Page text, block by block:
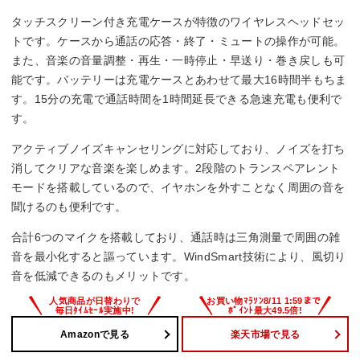
タッチスクリーン付き充電ケースが特徴のワイヤレスヘッドセッ
トです。ケースから通話の応答・終了・ミュートの操作が可能。
また、音楽の音量調整・再生・一時停止・早送り・巻き戻しも可
能です。バッテリーは充電ケースとあわせて最大16時間半もちま
す。15分の充電で通話時間を1時間延長できる急速充電も便利で
す。
アクティブノイズキャンセリングに対応しており、ノイズを打ち
消してクリアな音楽を楽しめます。2段階のトランスペアレント
モードを搭載しているので、イヤホンを外すことなく周囲の音を
聞けるのも便利です。
合計6つのマイクを搭載しており、通話時は三角測量で周囲の雑
音を最小化すると謳っています。WindSmart技術により、風切り
音を低減できるのもメリットです。
Amazonで見る 楽天市場で見る